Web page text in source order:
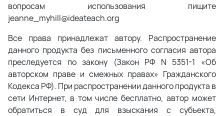
вопросам использования пищите
jeanne_myhill@ideateach.org
Все права принадлежат автору. Распространение
данного продукта без письменного согласия автора
преследуется по закону (Закон РФ N 5351-1 «Об
авторском праве и смежных правах» Гражданского
Кодекса РФ). При распространении данного продукта в
сети Интернет, в том числе бесплатно, автор может
обратиться в суд для взыскания с субъекта,